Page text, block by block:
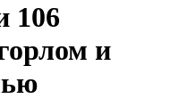
106
и